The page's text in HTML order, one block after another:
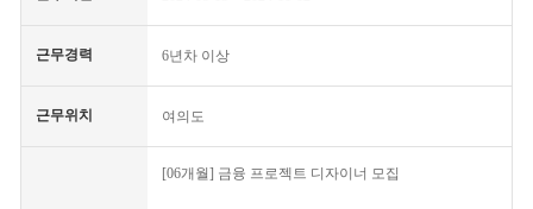
근무경력 6년차 이상
근무위치 여의도
[06개월] 금융 프로젝트 디자이너 모집